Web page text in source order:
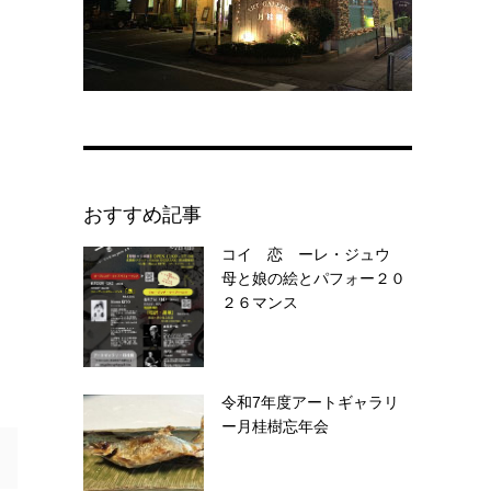
おすすめ記事
コイ 恋 ーレ・ジュウ
母と娘の絵とパフォー２０
２６マンス
令和7年度アートギャラリ
ー月桂樹忘年会